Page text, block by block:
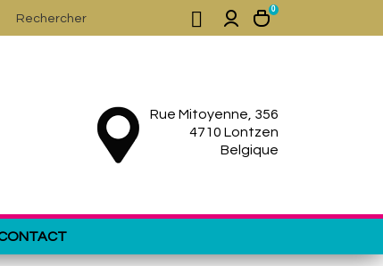
 0
Rue Mitoyenne, 356
4710 Lontzen
Belgique